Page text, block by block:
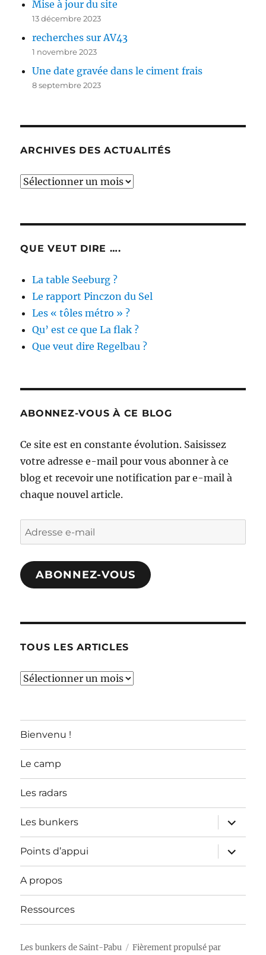
Mise à jour du site
13 décembre 2023
recherches sur AV43
1 novembre 2023
Une date gravée dans le ciment frais
8 septembre 2023
ARCHIVES DES ACTUALITÉS
Archives
QUE VEUT DIRE ….
La table Seeburg ?
Le rapport Pinczon du Sel
Les « tôles métro » ?
Qu’ est ce que La flak ?
Que veut dire Regelbau ?
ABONNEZ-VOUS À CE BLOG
Ce site est en constante évolution. Saisissez
votre adresse e-mail pour vous abonner à ce
blog et recevoir une notification par e-mail à
chaque nouvel article.
Adresse
e-
mail
ABONNEZ-VOUS
TOUS LES ARTICLES
TOUS
Bienvenu !
Le camp
Les radars
Les bunkers
ouvrir
le
sous-
menu
Points d’appui
ouvrir
le
sous-
A propos
Ressources
Les bunkers de Saint-Pabu
Fièrement propulsé par